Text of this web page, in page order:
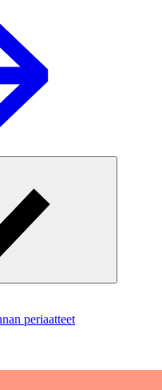
periaatteet